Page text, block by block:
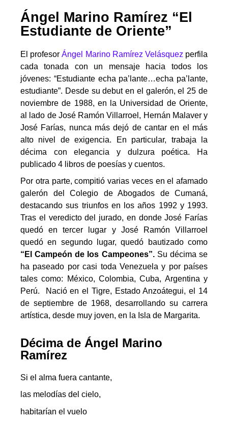
Ángel Marino Ramírez “El
Estudiante de Oriente”
El profesorÁngel Marino Ramírez Velásquez perfila
cada tonada con un mensaje hacia todos los
jóvenes: “Estudiante echa pa’lante…echa pa’lante,
estudiante”. Desde su debut en el galerón, el 25 de
noviembre de 1988, en la Universidad de Oriente,
al lado de José Ramón Villarroel, Hernán Malaver y
José Farías, nunca más dejó de cantar en el más
alto nivel de exigencia. En particular, trabaja la
décima con elegancia y dulzura poética. Ha
publicado 4 libros de poesías y cuentos.
Por otra parte, compitió varias veces en el afamado
galerón del Colegio de Abogados de Cumaná,
destacando sus triunfos en los años 1992 y 1993.
Tras el veredicto del jurado, en donde José Farías
quedó en tercer lugar y José Ramón Villarroel
quedó en segundo lugar, quedó bautizado como
“El Campeón de los Campeones”.Su décima se
ha paseado por casi toda Venezuela y por países
tales como: México, Colombia, Cuba, Argentina y
Perú. Nació en el Tigre, Estado Anzoátegui, el 14
de septiembre de 1968, desarrollando su carrera
artística, desde muy joven, en la Isla de Margarita.
Décima de Ángel Marino
Ramírez
Si el alma fuera cantante,
las melodías del cielo,
habitarían el vuelo